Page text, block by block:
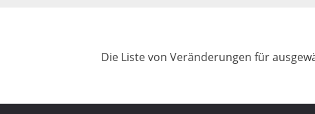
Die Liste von Veränderungen für